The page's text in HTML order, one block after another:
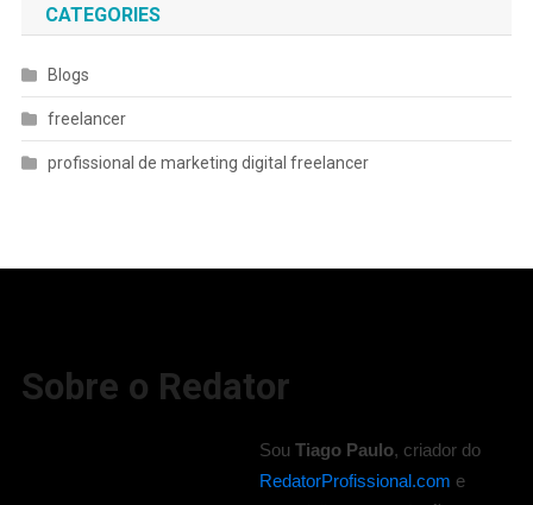
CATEGORIES
Blogs
freelancer
profissional de marketing digital freelancer
Sobre o Redator
SouTiago Paulo, criador do
RedatorProfissional.com e